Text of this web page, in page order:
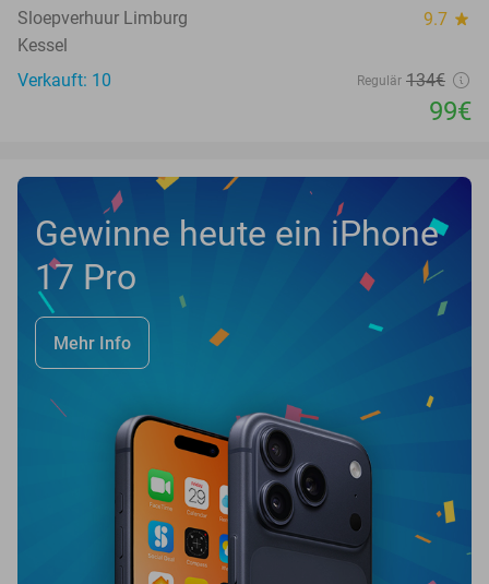
TODAY
Sloepverhuur Limburg 9.7 star
Kessel
Verkauft: 10
Regulär 134€
99€
Gewinne heute ein iPhone
17 Pro
Mehr Info